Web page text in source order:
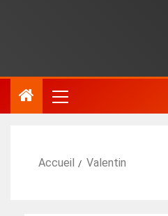
Accueil Valentin